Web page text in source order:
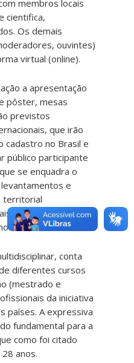
membros locais
cientifica,
Os demais
ouvintes)
virtual (online).
a apresentação
pôster, mesas
previstos
que irão
cadastro no Brasil e
público participante
se enquadra o
e
territorial
para um eficaz
conta
diferentes cursos
(mestrado e
da iniciativa
países. A expressiva
fundamental para a
como foi citado
anos.